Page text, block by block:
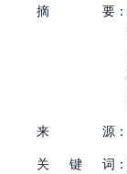
摘
要：
来 源：
关
键 词：